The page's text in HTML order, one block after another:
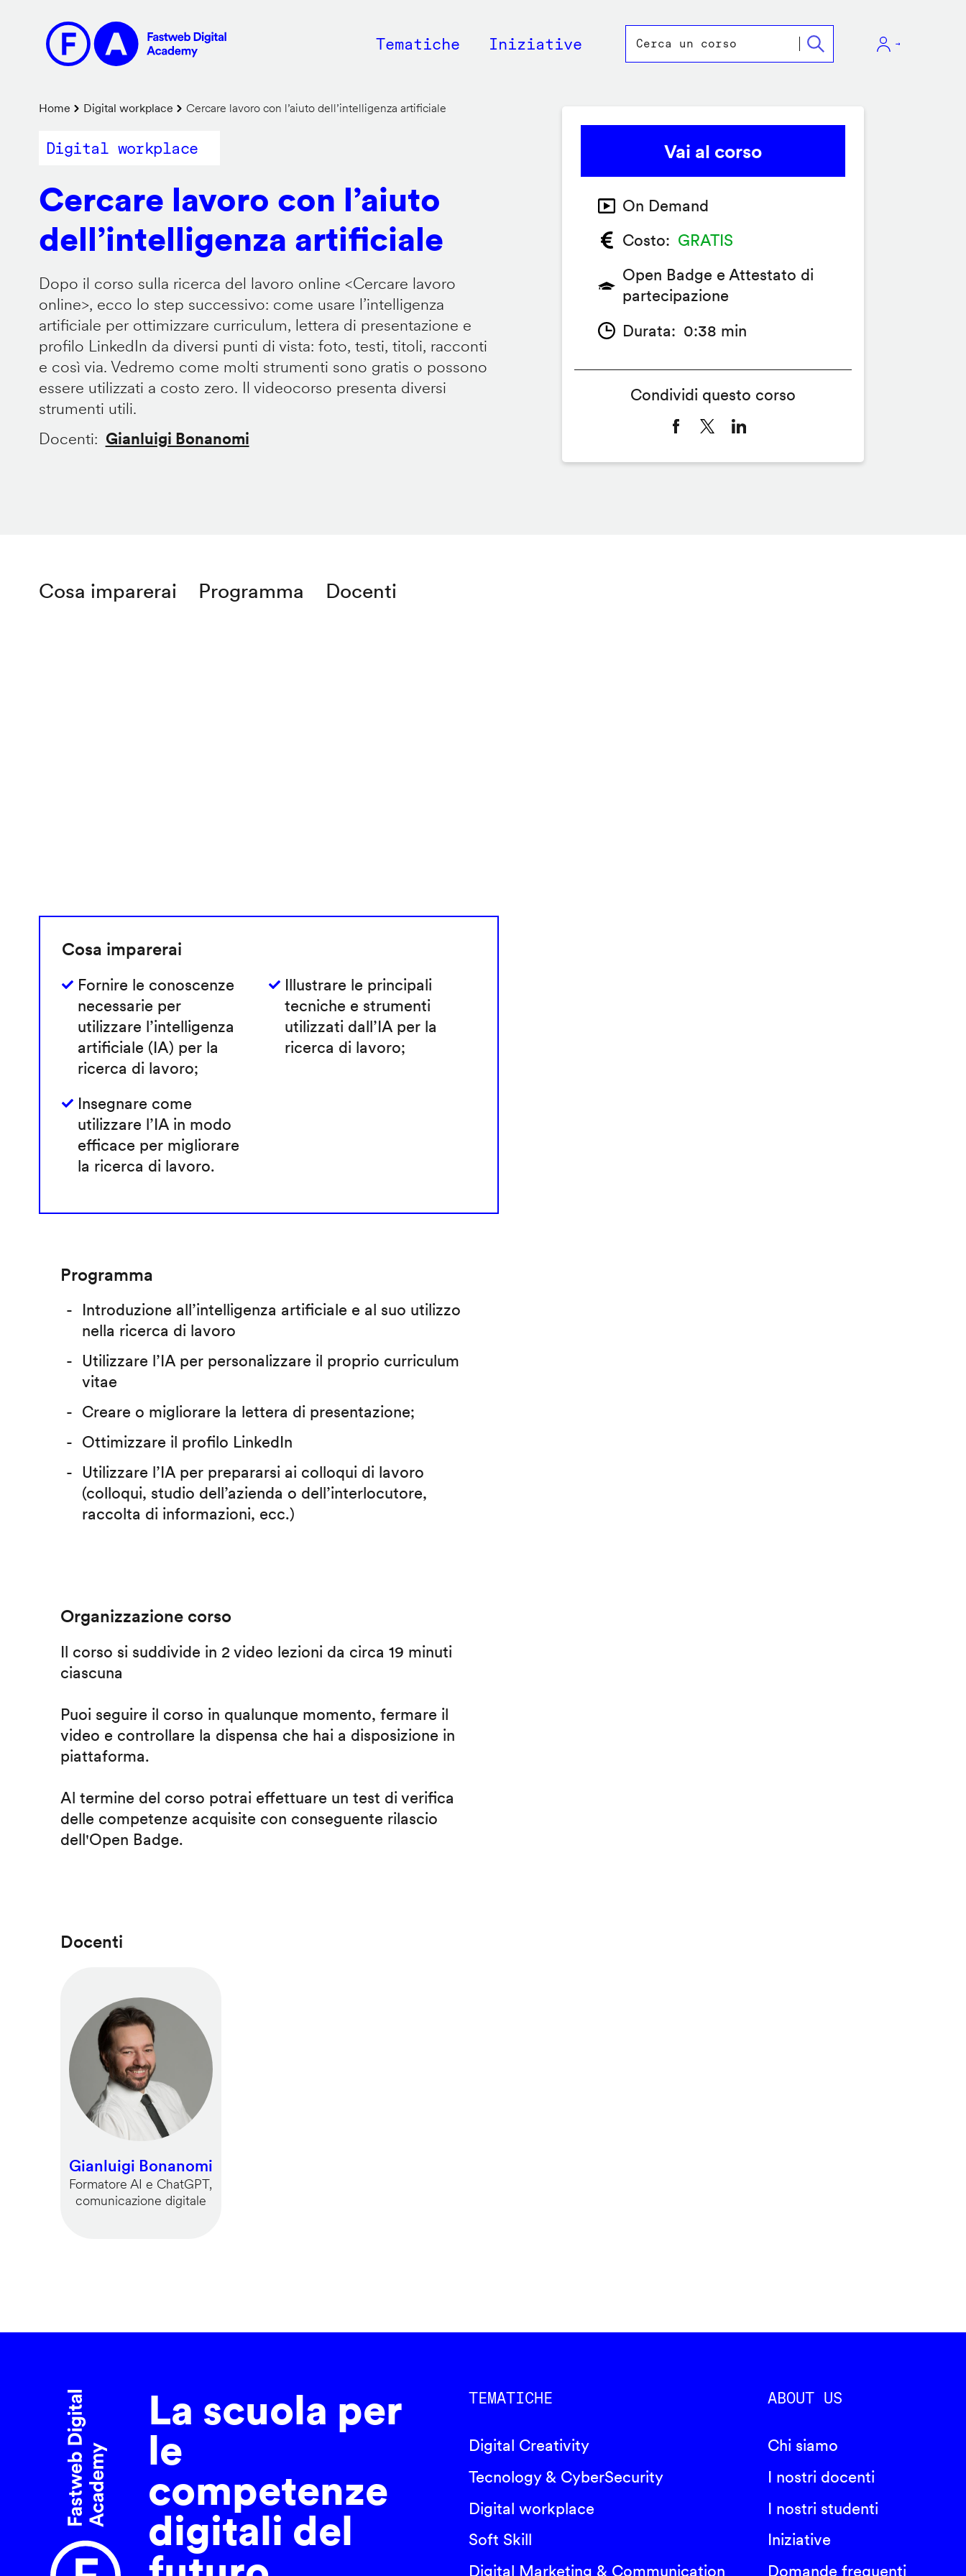
contenuto
principale
Main
Tematiche Iniziative
Briciole
di
Home Digital workplace Cercare lavoro con l’aiuto dell’intelligenza artificiale
Digital workplace
Cercare lavoro con l’aiuto
dell’intelligenza artificiale
Dopo il corso sulla ricerca del lavoro online <Cercare lavoro
online>, ecco lo step successivo: come usare l’intelligenza
artificiale per ottimizzare curriculum, lettera di presentazione e
profilo LinkedIn da diversi punti di vista: foto, testi, titoli, racconti
e così via. Vedremo come molti strumenti sono gratis o possono
essere utilizzati a costo zero. Il videocorso presenta diversi
strumenti utili.
Docenti
Gianluigi Bonanomi
Cosa imparerai Programma Docenti
Cosa imparerai
Fornire le conoscenze
necessarie per
utilizzare l’intelligenza
artificiale (IA) per la
ricerca di lavoro;
Illustrare le principali
tecniche e strumenti
utilizzati dall’IA per la
ricerca di lavoro;
Insegnare come
utilizzare l’IA in modo
efficace per migliorare
la ricerca di lavoro.
Programma
Introduzione all’intelligenza artificiale e al suo utilizzo
nella ricerca di lavoro
Utilizzare l’IA per personalizzare il proprio curriculum
vitae
Creare o migliorare la lettera di presentazione;
Ottimizzare il profilo LinkedIn
Utilizzare l’IA per prepararsi ai colloqui di lavoro
(colloqui, studio dell’azienda o dell’interlocutore,
raccolta di informazioni, ecc.)
Organizzazione corso
Il corso si suddivide in 2 video lezioni da circa 19 minuti
ciascuna
Puoi seguire il corso in qualunque momento, fermare il
video e controllare la dispensa che hai a disposizione in
piattaforma.
Al termine del corso potrai effettuare un test di verifica
delle competenze acquisite con conseguente rilascio
dell'Open Badge.
Docenti
Gianluigi Bonanomi
Formatore AI e ChatGPT,
comunicazione digitale
Vai al corso
On Demand
Costo
GRATIS
Open Badge e Attestato di
partecipazione
Durata
0:38 min
Condividi questo corso
La scuola per
le
competenze
digitali del
TEMATICHE
Digital Creativity
Tecnology & CyberSecurity
Digital workplace
Soft Skill
Digital Marketing & Communication
ABOUT US
Chi siamo
I nostri docenti
I nostri studenti
Iniziative
Domande frequenti